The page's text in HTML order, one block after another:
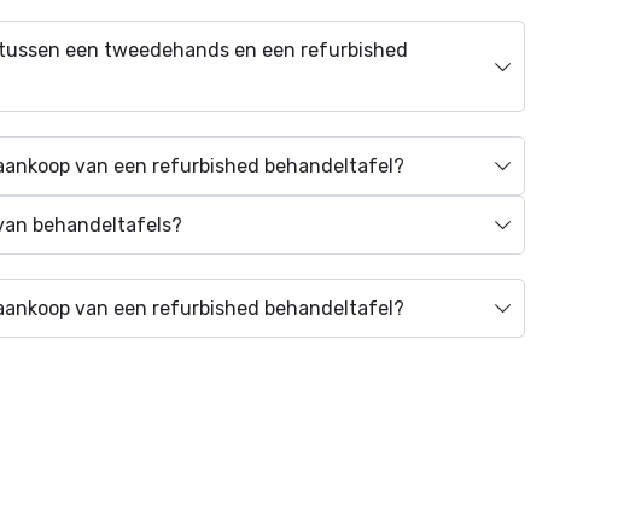
een tweedehands en een refurbished
van een refurbished behandeltafel?
behandeltafels?
van een refurbished behandeltafel?